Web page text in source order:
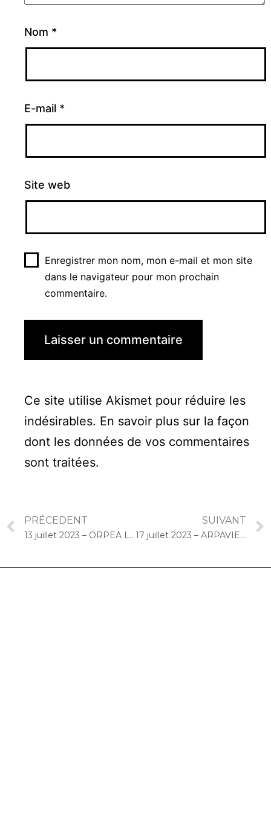
Nom *
E-mail *
Site web
Enregistrer mon nom, mon e-mail et mon site
dans le navigateur pour mon prochain
commentaire.
Ce site utilise Akismet pour réduire les
indésirables. En savoir plus sur la façon
dont les données de vos commentaires
sont traitées.
PRÉCEDENT
13 juillet 2023 – ORPEA La Villa des Pins (Andernos-les-Bains) : Concert « Cello Solo »
SUIVANT
17 juillet 2023 – ARPAVIE Jean Rostand (Athis-Mons) : Quiz Live « Gelato-Cello Solo »